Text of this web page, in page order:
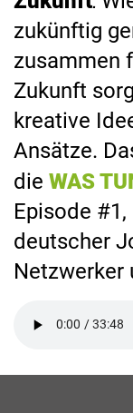
zukünftig
zusammen
Zukunft
kreative
Ansätze.
die WAS
Episode
deutscher
Netzwerker
WIR